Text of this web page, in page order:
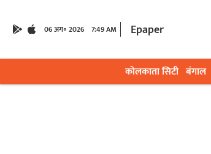
06 अग॰ 2026 7:49 AM Epaper
कोलकाता सिटी बंगाल